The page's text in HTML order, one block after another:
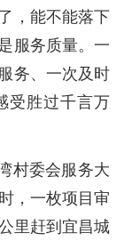
，能不能落下
服务质量。一
务、一次及时
胜过千言万
村委会服务大
，一枚项目审
里赶到宜昌城